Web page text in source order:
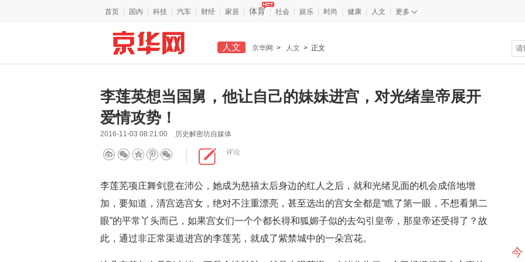
首页 国内 科技 汽车 财经 家居 体育 社会 娱乐 时尚 健康 人文 更多
人文 京华网 > 人文 > 正文
李莲英想当国舅，他让自己的妹妹进宫，对光绪皇帝展开
爱情攻势！
2016-11-03 08:21:00 历史解密坊自媒体
评论
李莲芜项庄舞剑意在沛公，她成为慈禧太后身边的红人之后，就和光绪见面的机会成倍地增
加，要知道，清宫选宫女，绝对不注重漂亮，甚至选出的宫女全都是“瞧了第一眼，不想看第二
眼”的平常丫头而已，如果宫女们一个个都长得和狐媚子似的去勾引皇帝，那皇帝还受得了？故
此，通过非正常渠道进宫的李莲芜，就成了紫禁城中的一朵宫花。